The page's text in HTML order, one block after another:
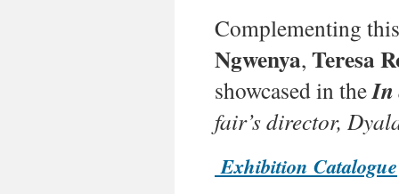
Complementing
Ngwenya, Teresa
showcased in theIn
fair’s director,
Exhibition Catalogue